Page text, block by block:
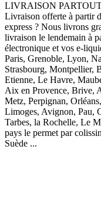
LIVRAISON
Livraison offerte à partir
express ? Nous livrons
livraison le lendemain à
électronique et vos e-
Paris, Grenoble, Lyon,
Strasbourg, Montpellier,
Etienne, Le Havre,
Aix en Provence, Brive,
Metz, Perpignan,
Limoges, Avignon, Pau,
Tarbes, la Rochelle, Le
pays le permet par
Suède ...